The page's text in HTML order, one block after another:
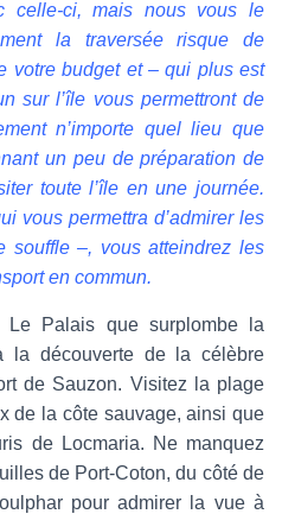
celle-ci, mais nous vous le
la traversée risque de
votre budget et – qui plus est
sur l’île vous permettront de
n’importe quel lieu que
un peu de préparation de
toute l’île en une journée.
vous permettra d’admirer les
souffle –, vous atteindrez les
en commun.
Palais que surplombe la
la découverte de la célèbre
de Sauzon. Visitez la plage
de la côte sauvage, ainsi que
de Locmaria. Ne manquez
de Port-Coton, du côté de
pour admirer la vue à